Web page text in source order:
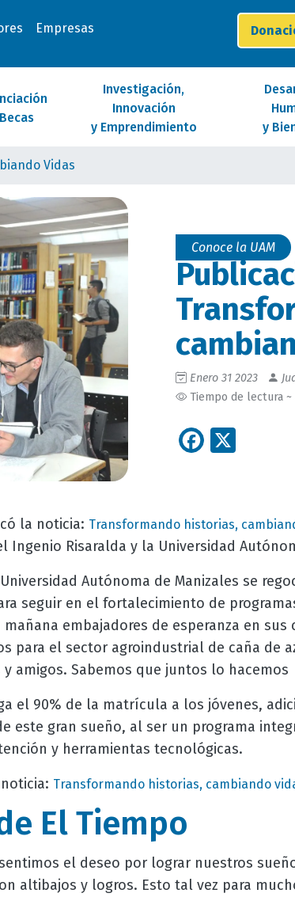
Empresas
Investigación,
Innovación
y Emprendimiento
y
Vidas
Conoce la UAM
Enero 31 2023
Tiempo de lectura ~
la noticia: Transformando historias,
Ingenio Risaralda y la Universidad
Autónoma de Manizales se
seguir en el fortalecimiento de
embajadores de esperanza en sus
para el sector agroindustrial de caña de
amigos. Sabemos que juntos lo hacemos
el 90% de la matrícula a los jóvenes,
este gran sueño, al ser un programa
y herramientas tecnológicas.
Transformando historias, cambiando
El Tiempo
el deseo por lograr nuestros
altibajos y logros. Esto tal vez para